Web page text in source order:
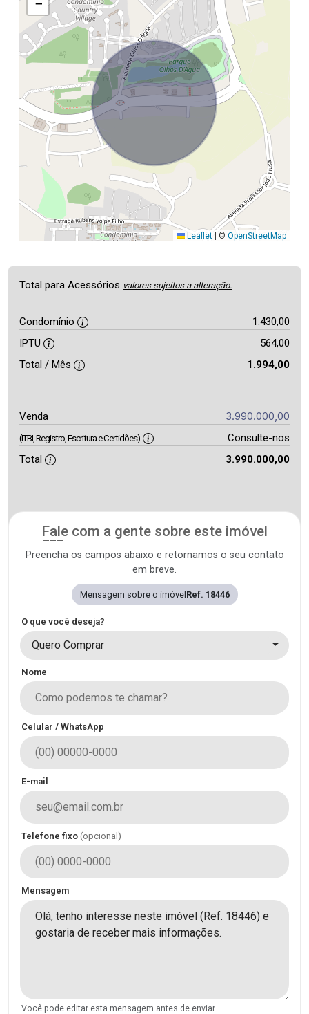
−
Leaflet | © OpenStreetMap
Total para Acessórios valores sujeitos a alteração.
Condomínio
1.430,00
IPTU
564,00
Total / Mês
1.994,00
Venda 3.990.000,00
(ITBI, Registro, Escritura e Certidões)
Consulte-nos
Total
3.990.000,00
Fale com a gente sobre este imóvel
Preencha os campos abaixo e retornamos o seu contato
em breve.
Mensagem sobre o imóvelRef. 18446
O que você deseja?
Quero Comprar
Nome
Celular / WhatsApp
E-mail
Telefone fixo (opcional)
Mensagem
Você pode editar esta mensagem antes de enviar.